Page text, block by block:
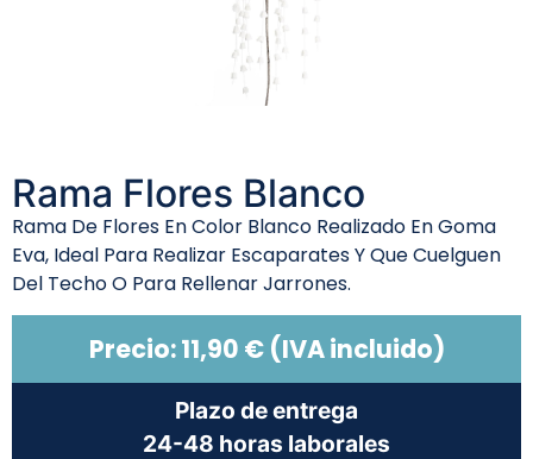
Rama Flores Blanco
Rama De Flores En Color Blanco Realizado En Goma
Eva, Ideal Para Realizar Escaparates Y Que Cuelguen
Del Techo O Para Rellenar Jarrones.
Precio:11,90 €(IVA incluido)
Plazo de entrega
24-48 horas laborales